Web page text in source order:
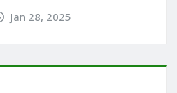
Jan 28, 2025